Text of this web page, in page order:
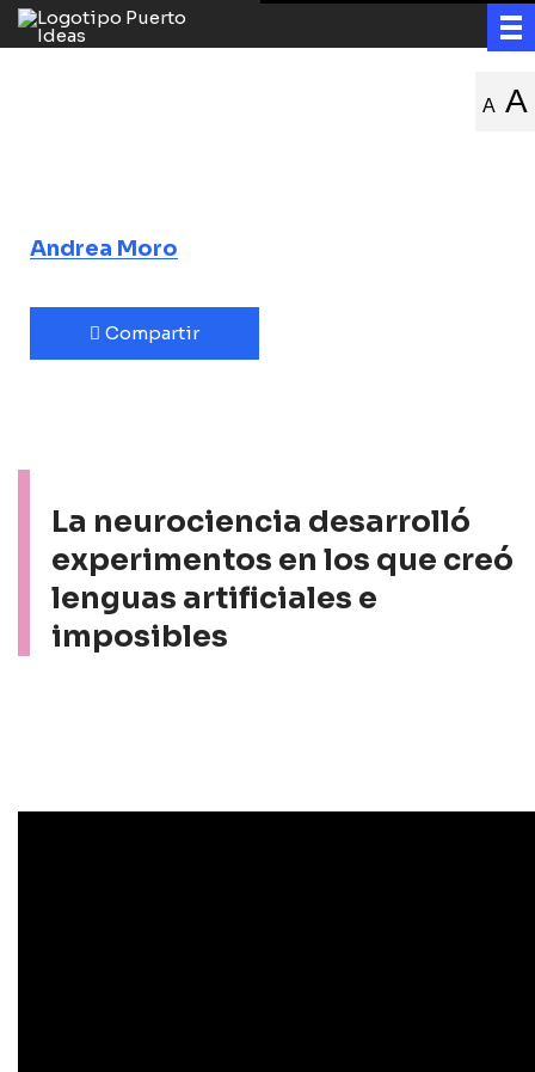
A A
Andrea Moro
Compartir
La neurociencia desarrolló
experimentos en los que creó
lenguas artificiales e
imposibles